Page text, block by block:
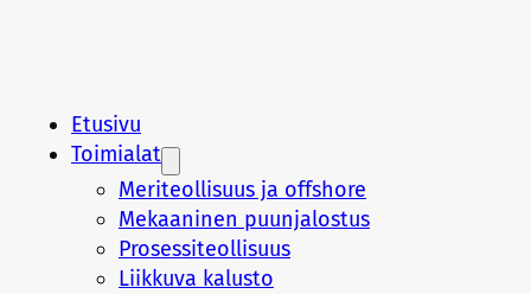
Etusivu
Toimialat
Meriteollisuus ja offshore
Mekaaninen puunjalostus
Prosessiteollisuus
Liikkuva kalusto